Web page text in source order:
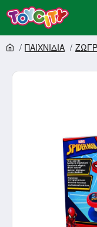
ΠΑΙΧΝΙΔΙΑ